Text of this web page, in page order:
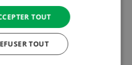
modernes
sur les
TOUT
TOUT